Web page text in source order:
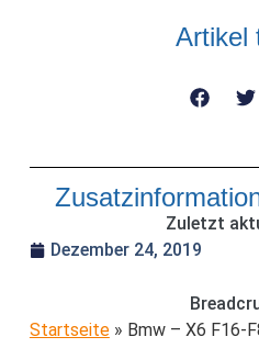
Artikel
Zuletzt
Dezember 24, 2019
Startseite» Bmw – X6 F16-